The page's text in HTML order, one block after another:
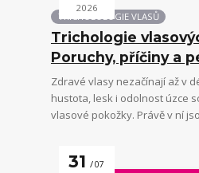
2026
TRICHOLOLOGIE VLASŮ
Trichologie
Poruchy, příčiny a
Zdravé vlasy nezačínají až v
hustota, lesk i odolnost úzce
vlasové pokožky. Právě v ní
31 07